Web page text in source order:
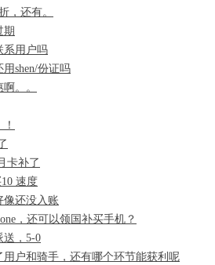
，还有。
期
系用户吗
shen/份证吗
。。
卡补了
速度
像还没入账
，还可以领国补买手机？
送，5-0
户和骑手，还有哪个环节能获利呢